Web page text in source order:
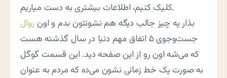
کلیک کنیم، اطلاعات بیشتری به دست میاریم.
بذار یه چیز جالب دیگه هم نشونتون بدم و اون روال
جست‌وجوی ۵ اتفاق مهم دنیا در سال گذشته هست
که می‌شه اون رو از این صفحه دید. این قسمت گوگل
به صورت یک خط زمانی نشون می‌ده که مردم به عنوان